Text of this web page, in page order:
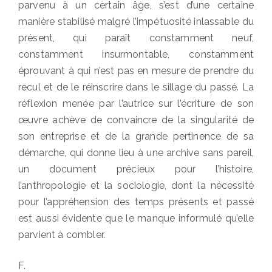
parvenu à un certain âge, s’est d’une certaine
manière stabilisé malgré l’impétuosité inlassable du
présent, qui paraît constamment neuf,
constamment insurmontable, constamment
éprouvant à qui n’est pas en mesure de prendre du
recul et de le réinscrire dans le sillage du passé. La
réflexion menée par l’autrice sur l’écriture de son
œuvre achève de convaincre de la singularité de
son entreprise et de la grande pertinence de sa
démarche, qui donne lieu à une archive sans pareil,
un document précieux pour l’histoire,
l’anthropologie et la sociologie, dont la nécessité
pour l’appréhension des temps présents et passé
est aussi évidente que le manque informulé qu’elle
parvient à combler.
F.